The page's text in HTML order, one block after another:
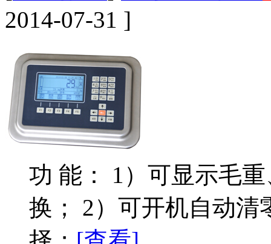
2014-07-31 ]
功 能： 1）可显示毛
换； 2）可开机自动清